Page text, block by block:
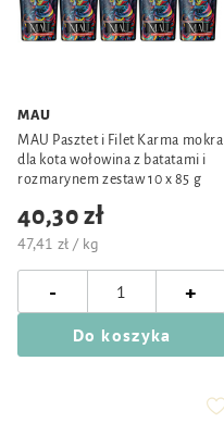
MAU
MAU Pasztet i Filet Karma mokra
dla kota wołowina z batatami i
rozmarynem zestaw 10 x 85 g
40,30 zł
47,41 zł / kg
- +
Do koszyka